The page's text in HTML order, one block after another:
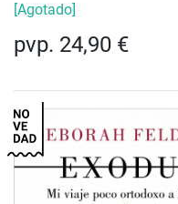
[Agotado]
pvp. 24,90 €